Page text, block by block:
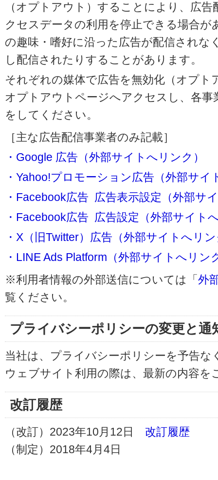
（オプトアウト）することにより、広
クセスデータの利用を停止できる場合が
の趣味・嗜好に沿った広告が配信されな
し配信されたりすることがあります。
それぞれの媒体で広告を無効化（オプト
オプトアウトページへアクセスし、各
をしてください。
［主な広告配信事業者のみ記載］
・Google 広告（外部サイトへリンク）
・Yahoo!プロモーション広告（外部サイ
・Facebook広告 広告表示設定（外部サ
・Facebook広告 広告設定（外部サイト
・X（旧Twitter）広告（外部サイトへリ
・LINE Ads Platform（外部サイトへリン
※利用者情報の外部送信については「外
覧ください。
プライバシーポリシーの変更と通
当社は、プライバシーポリシーを予告
ウェブサイト利用の際は、最新の内容を
改訂履歴
（改訂）2023年10月12日 改訂履歴
（制定）2018年4月4日